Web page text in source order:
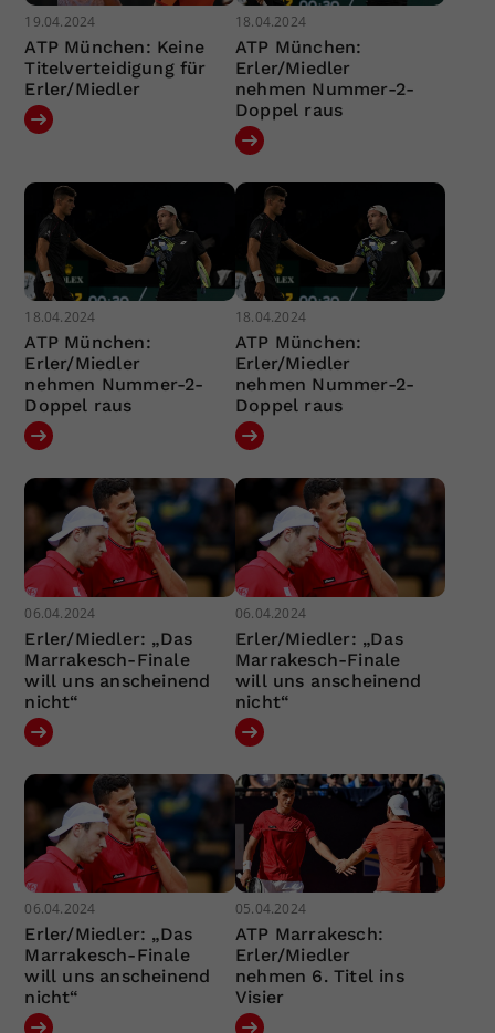
19.04.2024
ATP München: Keine
Titelverteidigung für
Erler/Miedler
18.04.2024
ATP München:
Erler/Miedler
nehmen Nummer-2-
Doppel raus
18.04.2024
ATP München:
Erler/Miedler
nehmen Nummer-2-
Doppel raus
18.04.2024
ATP München:
Erler/Miedler
nehmen Nummer-2-
Doppel raus
06.04.2024
Erler/Miedler: „Das
Marrakesch-Finale
will uns anscheinend
nicht“
06.04.2024
Erler/Miedler: „Das
Marrakesch-Finale
will uns anscheinend
nicht“
06.04.2024
Erler/Miedler: „Das
Marrakesch-Finale
will uns anscheinend
nicht“
05.04.2024
ATP Marrakesch:
Erler/Miedler
nehmen 6. Titel ins
Visier